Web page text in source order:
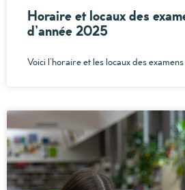
Horaire et locaux des
d’année 2025
Voici l’horaire et les locaux des